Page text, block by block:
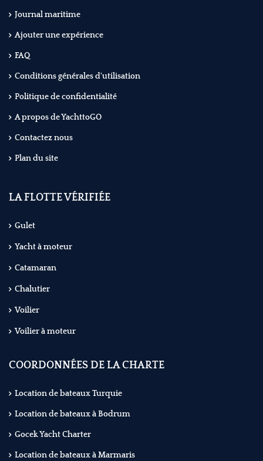
Journal maritime
Ajouter une expérience
FAQ
Conditions générales d'utilisation
Politique de confidentialité
A propos de YachttoGO
Contactez nous
Plan du site
LA FLOTTE VÉRIFIÉE
Gulet
Yacht à moteur
Catamaran
Chalutier
Voilier
Voilier à moteur
COORDONNÉES DE LA CHARTE
Location de bateaux Turquie
Location de bateaux à Bodrum
Gocek Yacht Charter
Location de bateaux à Marmaris